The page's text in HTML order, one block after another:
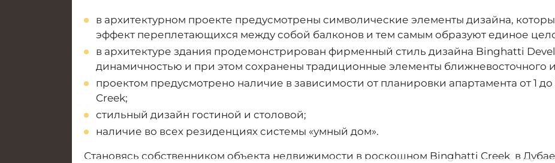
в архитектурном проекте предусмотрены символические элементы дизайна,
эффект переплетающихся между собой балконов и тем самым образуют единое
в архитектуре здания продемонстрирован фирменный стиль дизайна Binghatti
динамичностью и при этом сохранены традиционные элементы ближневосточного
проектом предусмотрено наличие в зависимости от планировки апартамента от 1
Creek;
стильный дизайн гостиной и столовой;
наличие во всех резиденциях системы «умный дом».
Становясь собственником объекта недвижимости в роскошном Binghatti Creek в